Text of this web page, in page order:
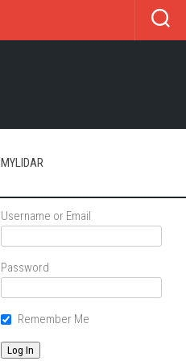
MYLIDAR
Username or Email
Password
Remember Me